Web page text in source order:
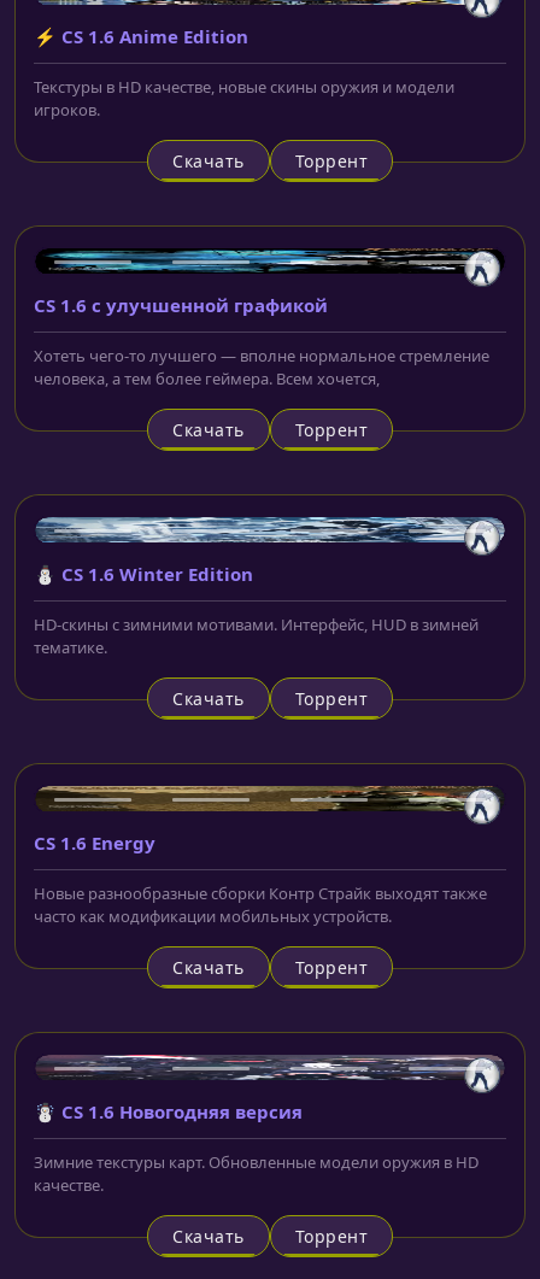
⚡ CS 1.6 Anime Edition
Текстуры в HD качестве, новые скины оружия и модели
игроков.
Скачать Торрент
CS 1.6 с улучшенной графикой
Хотеть чего-то лучшего — вполне нормальное стремление
человека, а тем более геймера. Всем хочется,
Скачать Торрент
⛄ CS 1.6 Winter Edition
HD-скины с зимними мотивами. Интерфейс, HUD в зимней
тематике.
Скачать Торрент
CS 1.6 Energy
Новые разнообразные сборки Контр Страйк выходят также
часто как модификации мобильных устройств.
Скачать Торрент
☃️ CS 1.6 Новогодняя версия
Зимние текстуры карт. Обновленные модели оружия в HD
качестве.
Скачать Торрент